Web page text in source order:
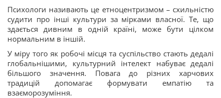
Психологи називають це етноцентризмом – схильністю
судити про інші культури за мірками власної. Те, що
здається дивним в одній країні, може бути цілком
нормальним в іншій.
У міру того як робочі місця та суспільство стають дедалі
глобальнішими, культурний інтелект набуває дедалі
більшого значення. Повага до різних харчових
традицій допомагає формувати емпатію та
взаєморозуміння.